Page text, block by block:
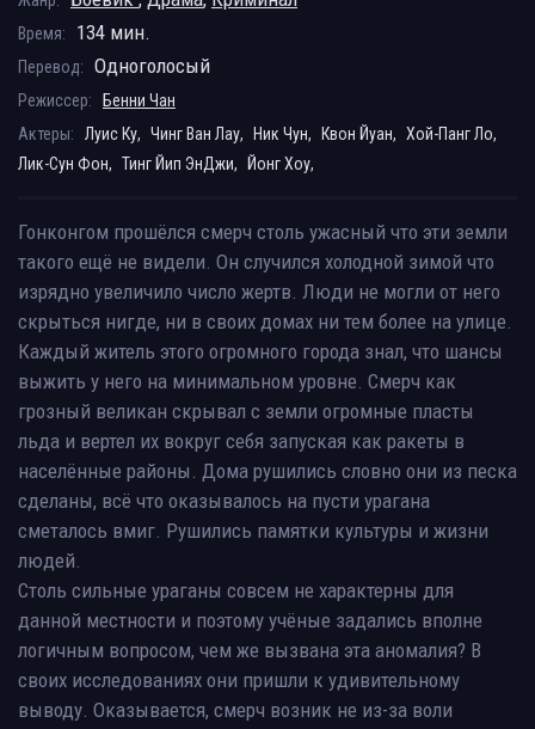
Время: 134 мин.
Перевод: Одноголосый
Режиссер:
Бенни Чан
Актеры:
Луис Ку, Чинг Ван Лау, Ник Чун, Квон Йуан, Хой-Панг Ло,
Лик-Сун Фон, Тинг Йип ЭнДжи, Йонг Хоу,
Гонконгом прошёлся смерч столь ужасный что эти земли
такого ещё не видели. Он случился холодной зимой что
изрядно увеличило число жертв. Люди не могли от него
скрыться нигде, ни в своих домах ни тем более на улице.
Каждый житель этого огромного города знал, что шансы
выжить у него на минимальном уровне. Смерч как
грозный великан скрывал с земли огромные пласты
льда и вертел их вокруг себя запуская как ракеты в
населённые районы. Дома рушились словно они из песка
сделаны, всё что оказывалось на пусти урагана
сметалось вмиг. Рушились памятки культуры и жизни
людей.
Столь сильные ураганы совсем не характерны для
данной местности и поэтому учёные задались вполне
логичным вопросом, чем же вызвана эта аномалия? В
своих исследованиях они пришли к удивительному
выводу. Оказывается, смерч возник не из-за воли